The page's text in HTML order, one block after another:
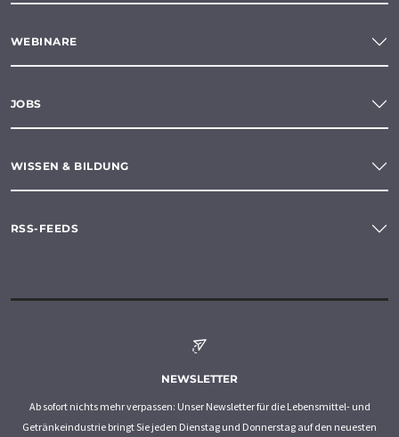
WEBINARE
JOBS
WISSEN & BILDUNG
RSS-FEEDS
NEWSLETTER
Ab sofort nichts mehr verpassen: Unser Newsletter für die Lebensmittel- und
Getränkeindustrie bringt Sie jeden Dienstag und Donnerstag auf den neuesten